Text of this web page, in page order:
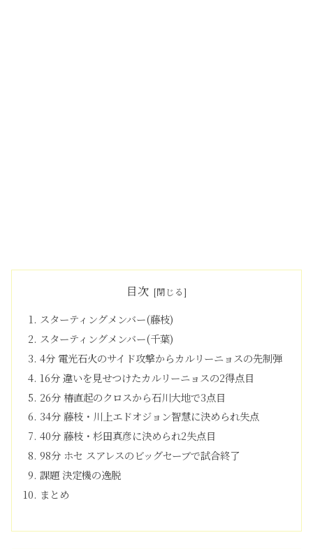
目次
スターティングメンバー(藤枝)
スターティングメンバー(千葉)
4分 電光石火のサイド攻撃からカルリーニョスの先制弾
16分 違いを見せつけたカルリーニョスの2得点目
26分 椿直起のクロスから石川大地で3点目
34分 藤枝・川上エドオジョン智慧に決められ失点
40分 藤枝・杉田真彦に決められ2失点目
98分 ホセ スアレスのビッグセーブで試合終了
課題 決定機の逸脱
まとめ